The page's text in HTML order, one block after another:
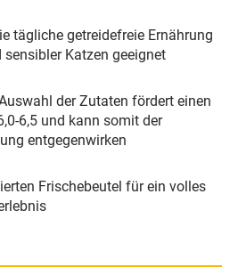
tägliche getreidefreie Ernährung
sensibler Katzen geeignet
der Zutaten fördert einen
6,5 und kann somit der
entgegenwirken
Frischebeutel für ein volles